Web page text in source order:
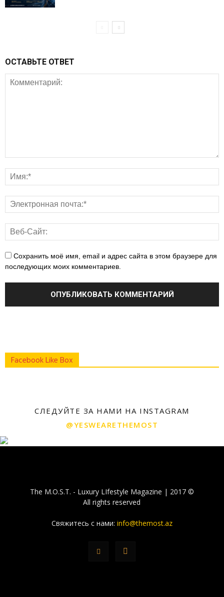
ОСТАВЬТЕ ОТВЕТ
Сохранить моё имя, email и адрес сайта в этом браузере для
последующих моих комментариев.
Facebook Like Box
СЛЕДУЙТЕ ЗА НАМИ НА INSTAGRAM
@YESWEARETHEMOST
The M.O.S.T. - Luxury LIfestyle Magazine | 2017 ©
All rights reserved
Свяжитесь с нами: info@themost.az